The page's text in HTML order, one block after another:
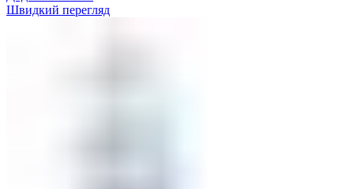
Швидкий перегляд